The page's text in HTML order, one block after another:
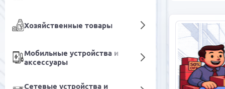
Хозяйственные товары
Мобильные устройства и
аксессуары
Сетевые устройства и